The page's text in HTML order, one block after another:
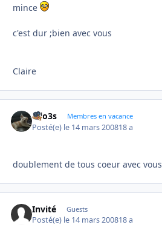
mince
c'est dur ;bien avec vous
Claire
lolo3s Membres en vacance
Posté(e) le 14 mars 200818 a
doublement de tous coeur avec vous
Invité Guests
Posté(e) le 14 mars 200818 a